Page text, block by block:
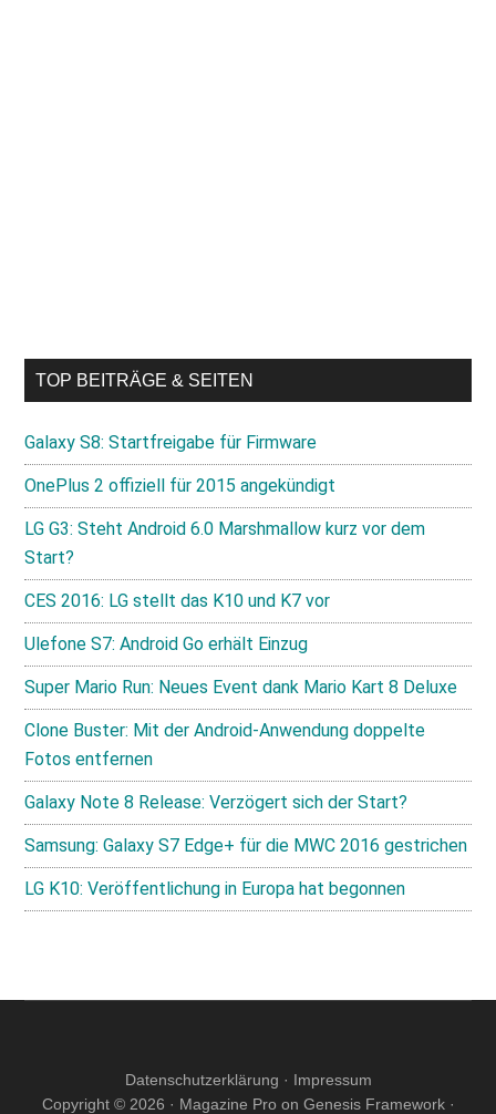
TOP BEITRÄGE & SEITEN
Galaxy S8: Startfreigabe für Firmware
OnePlus 2 offiziell für 2015 angekündigt
LG G3: Steht Android 6.0 Marshmallow kurz vor dem
Start?
CES 2016: LG stellt das K10 und K7 vor
Ulefone S7: Android Go erhält Einzug
Super Mario Run: Neues Event dank Mario Kart 8 Deluxe
Clone Buster: Mit der Android-Anwendung doppelte
Fotos entfernen
Galaxy Note 8 Release: Verzögert sich der Start?
Samsung: Galaxy S7 Edge+ für die MWC 2016 gestrichen
LG K10: Veröffentlichung in Europa hat begonnen
Datenschutzerklärung · Impressum
Copyright © 2026 · Magazine Pro on Genesis Framework·